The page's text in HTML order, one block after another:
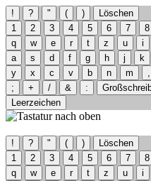
! ? " ( )
Löschen
1
2 3 4 5 6 7 8
q
w e r t z u i
a
s d f g h j k
y
x c v b n m ,
;
+ / & :
Leerzeichen
! ? " ( )
Löschen
1
2 3 4 5 6 7 8
q
w e r t z u i